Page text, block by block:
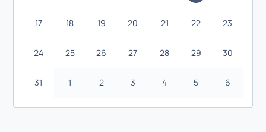
17 18 19 20 21 22 23
24 25 26 27 28 29 30
31 1 2 3 4 5 6